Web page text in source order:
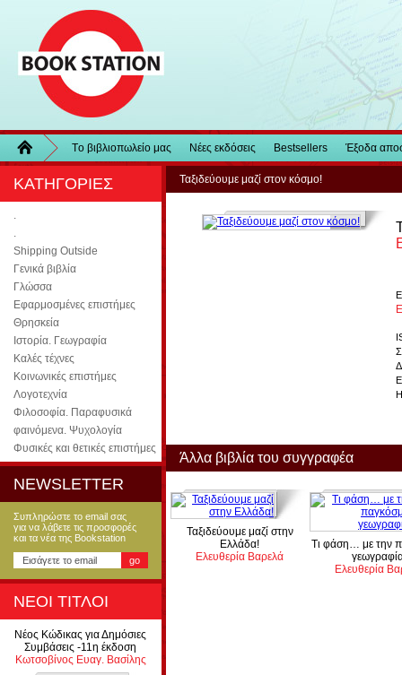
Τo βιβλιοπωλείo μας Νέες εκδόσεις Bestsellers Έξοδα
ΚΑΤΗΓΟΡΙΕΣ
.
.
Shipping Outside
Γενικά βιβλία
Γλώσσα
Εφαρμοσμένες επιστήμες
Θρησκεία
Ιστορία. Γεωγραφία
Καλές τέχνες
Κοινωνικές επιστήμες
Λογοτεχνία
Φιλοσοφία. Παραφυσικά
φαινόμενα. Ψυχολογία
Φυσικές και θετικές επιστήμες
NEWSLETTER
Συπληρώστε το email σας
για να λάβετε τις προσφορές
και τα νέα της Bookstation
ΝΕΟΙ ΤΙΤΛΟΙ
Νέος Κώδικας για Δημόσιες
Συμβάσεις -11η έκδοση
Κωτσοβίνος Ευαγ. Βασίλης
Ταξιδεύουμε μαζί στον κόσμο!
Άλλα βιβλία του συγγραφέα
Ταξιδεύουμε μαζί στην
Ελλάδα!
Ελευθερία Βαρελά
Τι φάση… με την
Ελευθερία